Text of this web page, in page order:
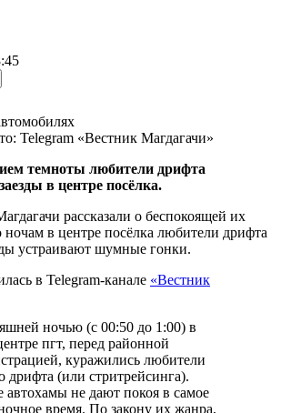
Telegram «Вестник Магдагачи»
темноты любители дрифта
в центре посёлка.
рассказали о беспокоящей их
в центре посёлка любители дрифта
устраивают шумные гонки.
в Telegram-канале «Вестник
ночью (с 00:50 до 1:00) в
пгт, перед районной
куражились любители
дрифта (или стритрейсинга).
не дают покоя в самое
время. По закону их жанра,